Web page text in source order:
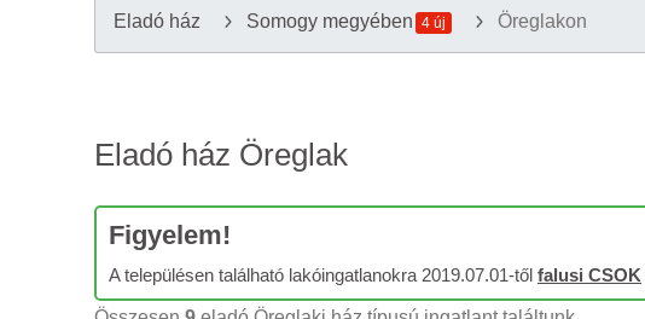
Eladó ház Somogy megyében 4 új Öreglakon
Eladó ház Öreglak
Figyelem!
A településen található lakóingatlanokra 2019.07.01-től falusi CSOK